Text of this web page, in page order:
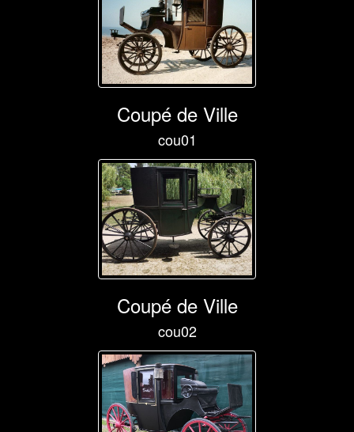
Coupé de Ville
cou01
Coupé de Ville
cou02